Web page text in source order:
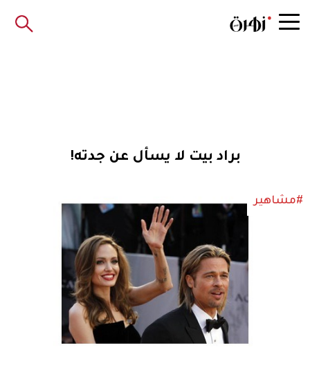
براد بيت لا يسأل عن جدته!
#مشاهير